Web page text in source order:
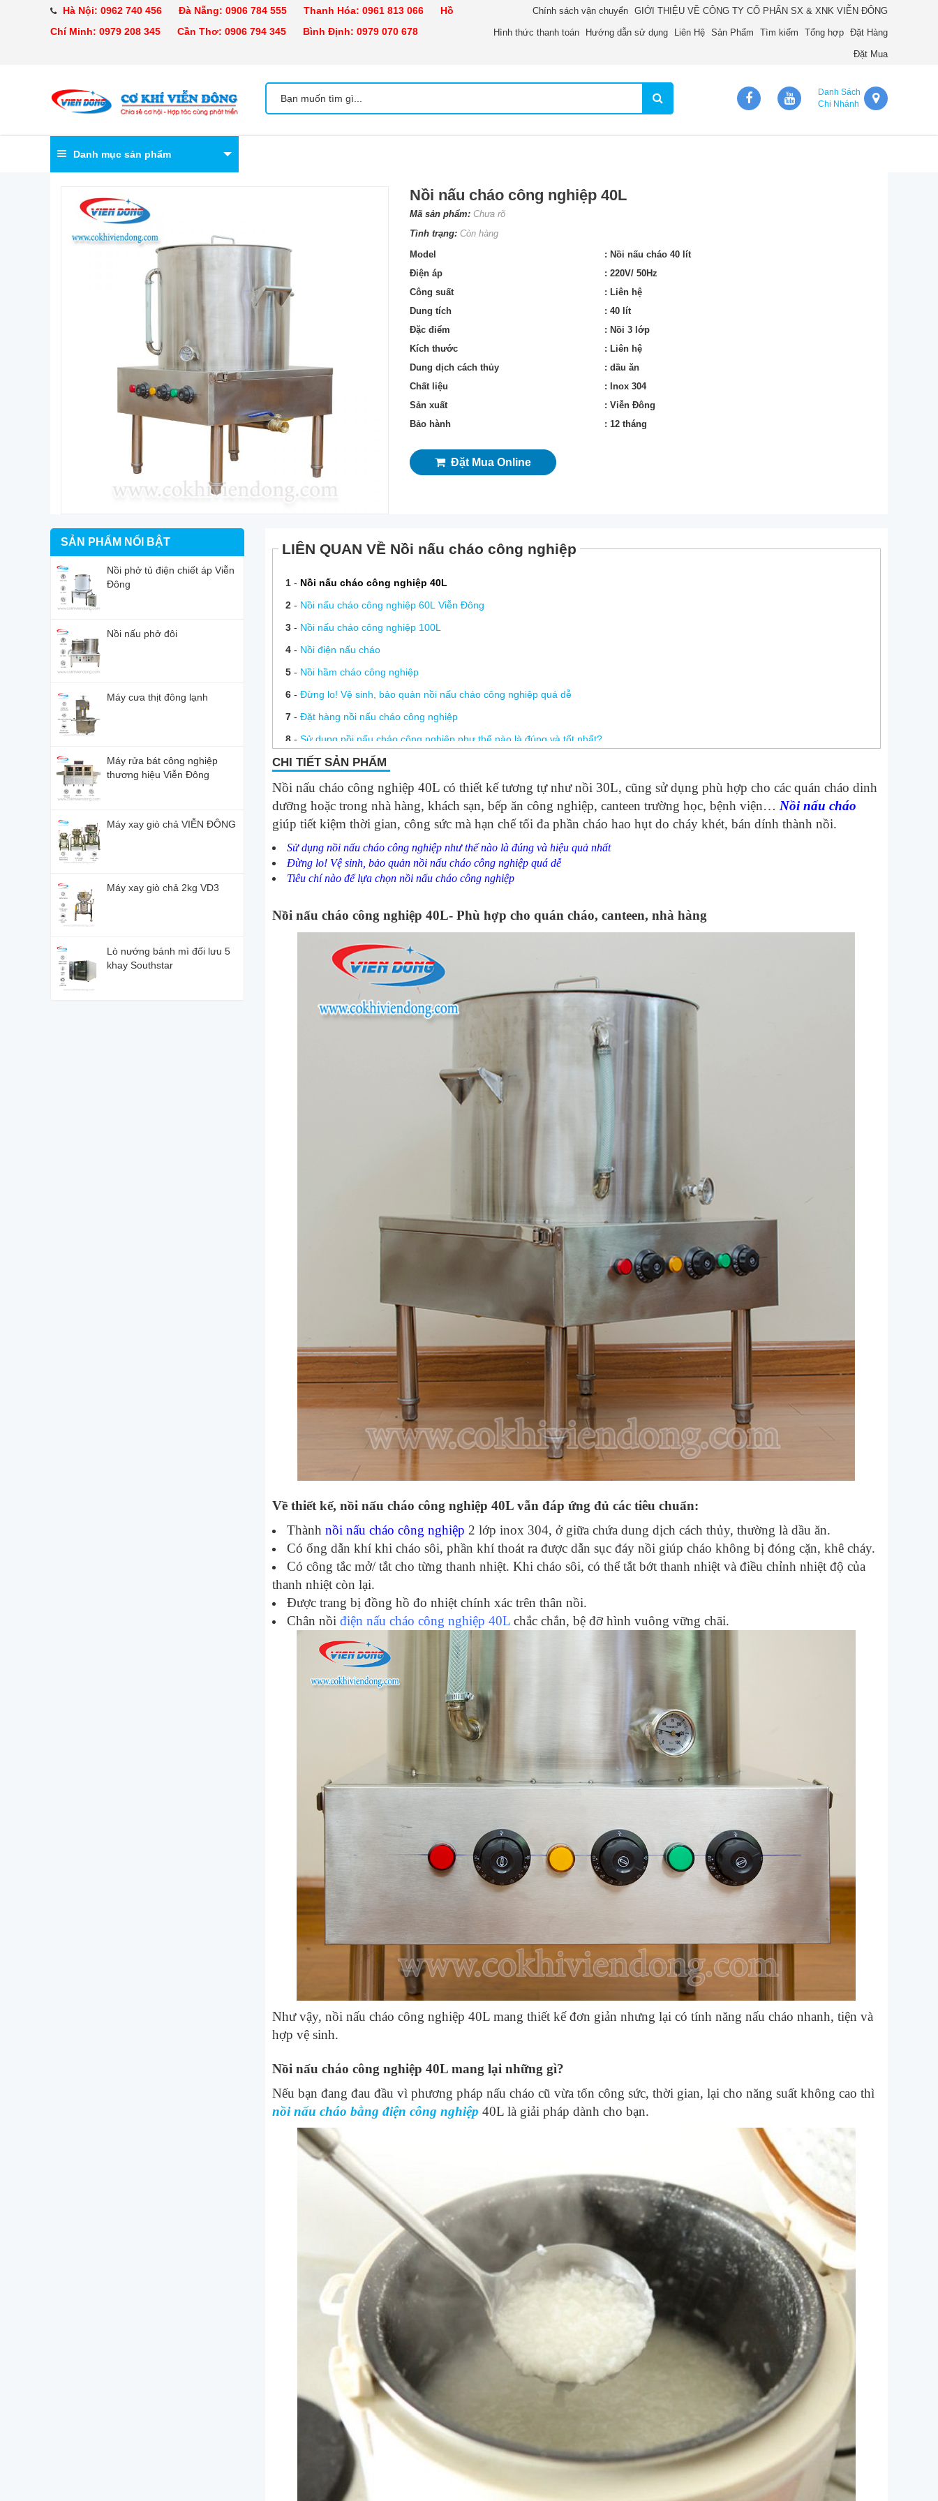
Hà Nội: 0962 740 456 Đà Nẵng: 0906 784 555 Thanh Hóa: 0961 813 066 Hồ
Chí Minh: 0979 208 345 Cần Thơ: 0906 794 345 Bình Định: 0979 070 678
Chính sách vận chuyển GIỚI THIỆU VỀ CÔNG TY CỔ PHẨN SX & XNK VIỄN ĐÔNG
Hình thức thanh toán Hướng dẫn sử dụng Liên Hệ Sản Phẩm Tìm kiếm Tổng hợp Đặt Hàng
Đặt Mua
Danh Sách
Chi Nhánh
Danh mục sản phẩm
Nồi nấu cháo công nghiệp 40L
Mã sản phẩm: Chưa rõ
Tình trạng: Còn hàng
Model
: Nồi nấu cháo 40 lít
Điện áp
: 220V/ 50Hz
Công suất
: Liên hệ
Dung tích
: 40 lít
Đặc điểm
: Nồi 3 lớp
Kích thước
: Liên hệ
Dung dịch cách thủy
: dầu ăn
Chất liệu
: Inox 304
Sản xuất
: Viễn Đông
Bảo hành
: 12 tháng
Đặt Mua Online
LIÊN QUAN VỀ Nồi nấu cháo công nghiệp
1 - Nồi nấu cháo công nghiệp 40L
2 - Nồi nấu cháo công nghiệp 60L Viễn Đông
3 - Nồi nấu cháo công nghiệp 100L
4 - Nồi điện nấu cháo
5 - Nồi hầm cháo công nghiệp
6 -Đừng lo! Vệ sinh, bảo quản nồi nấu cháo công nghiệp quá dễ
7 -Đặt hàng nồi nấu cháo công nghiệp
8 - Sử dụng nồi nấu cháo công nghiệp như thế nào là đúng và tốt nhất?
9-[MẸO] 4 tiêu chí để lựa chọn nồi nấu cháo công nghiệp?
10-Giá nồi nấu cháo bằng điện công nghiệp bao nhiêu là hợp lí?
CHI TIẾT SẢN PHẨM
Nồi nấu cháo công nghiệp 40L có thiết kế tương tự như nồi 30L, cũng sử dụng phù hợp cho các quán cháo dinh
dưỡng hoặc trong nhà hàng, khách sạn, bếp ăn công nghiệp, canteen trường học, bệnh viện… Nồi nấu cháo
giúp tiết kiệm thời gian, công sức mà hạn chế tối đa phần cháo hao hụt do cháy khét, bán dính thành nồi.
Sử dụng nồi nấu cháo công nghiệp như thế nào là đúng và hiệu quả nhất
Đừng lo! Vệ sinh, bảo quản nồi nấu cháo công nghiệp quá dễ
Tiêu chí nào để lựa chọn nồi nấu cháo công nghiệp
Nồi nấu cháo công nghiệp 40L- Phù hợp cho quán cháo, canteen, nhà hàng
Về thiết kế, nồi nấu cháo công nghiệp 40L vẫn đáp ứng đủ các tiêu chuẩn:
Thành nồi nấu cháo công nghiệp 2 lớp inox 304, ở giữa chứa dung dịch cách thủy, thường là dầu ăn.
Có ống dẫn khí khi cháo sôi, phần khí thoát ra được dẫn sục đáy nồi giúp cháo không bị đóng cặn, khê cháy.
Có công tắc mở/ tắt cho từng thanh nhiệt. Khi cháo sôi, có thể tắt bớt thanh nhiệt và điều chỉnh nhiệt độ của
thanh nhiệt còn lại.
Được trang bị đồng hồ đo nhiệt chính xác trên thân nồi.
Chân nồi điện nấu cháo công nghiệp 40Lchắc chắn, bệ đỡ hình vuông vững chãi.
Như vậy, nồi nấu cháo công nghiệp 40L mang thiết kế đơn giản nhưng lại có tính năng nấu cháo nhanh, tiện và
hợp vệ sinh.
Nồi nấu cháo công nghiệp 40L mang lại những gì?
Nếu bạn đang đau đầu vì phương pháp nấu cháo cũ vừa tốn công sức, thời gian, lại cho năng suất không cao thì
nồi nấu cháo bằng điện công nghiệp 40L là giải pháp dành cho bạn.
SẢN PHẨM NỔI BẬT
Nồi phở tủ điện chiết áp Viễn
Đông
Nồi nấu phở đôi
Máy cưa thịt đông lạnh
Máy rửa bát công nghiệp
thương hiệu Viễn Đông
Máy xay giò chả VIỄN ĐÔNG
Máy xay giò chả 2kg VD3
Lò nướng bánh mì đối lưu 5
khay Southstar